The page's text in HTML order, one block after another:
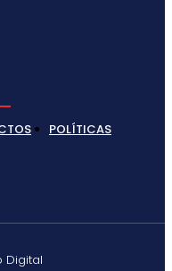
POLÍTICAS
Digital